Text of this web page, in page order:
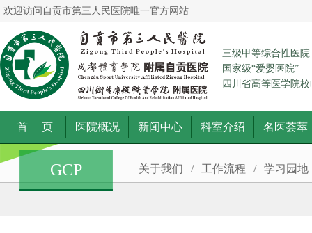
欢迎访问自贡市第三人民医院唯一官方网站
三级甲等综合性医院
国家级“爱婴医院”
四川省高等医学院
首 页 医院概况 新闻中心 科室介绍 名医荟萃
GCP 关于我们 / 工作流程 / 学习园地